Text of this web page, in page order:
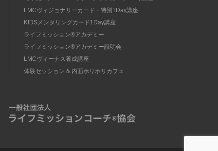
LMCヴィジョナリーカード・特別1Day講座
KIDSメンタリングカード1Day講座
ライフミッション®︎アカデミー
ライフミッション®︎アカデミー説明会
LMCヴィーナス養成講座
体験セッション & 内面ホリホリカフェ